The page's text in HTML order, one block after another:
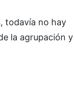
todavía no hay
la agrupación y